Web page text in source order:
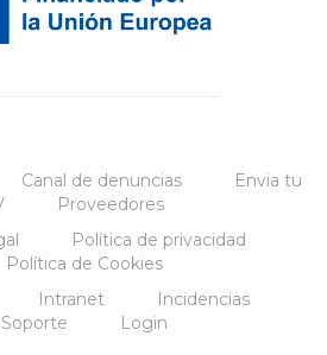
Canal de denuncias
Envia tu
Proveedores
Política de privacidad
Política de Cookies
Intranet
Incidencias
Soporte
Login